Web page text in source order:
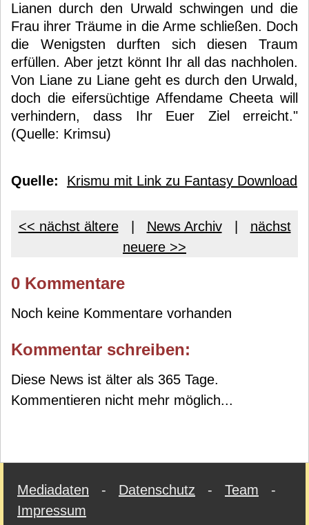
Lianen durch den Urwald schwingen und die
Frau ihrer Träume in die Arme schließen. Doch
die Wenigsten durften sich diesen Traum
erfüllen. Aber jetzt könnt Ihr all das nachholen.
Von Liane zu Liane geht es durch den Urwald,
doch die eifersüchtige Affendame Cheeta will
verhindern, dass Ihr Euer Ziel erreicht."
(Quelle: Krimsu)
Quelle: Krismu mit Link zu Fantasy Download
<< nächst ältere| News Archiv| nächst
neuere >>
0 Kommentare
Noch keine Kommentare vorhanden
Kommentar schreiben:
Diese News ist älter als 365 Tage.
Kommentieren nicht mehr möglich...
Mediadaten - Datenschutz - Team -
Impressum